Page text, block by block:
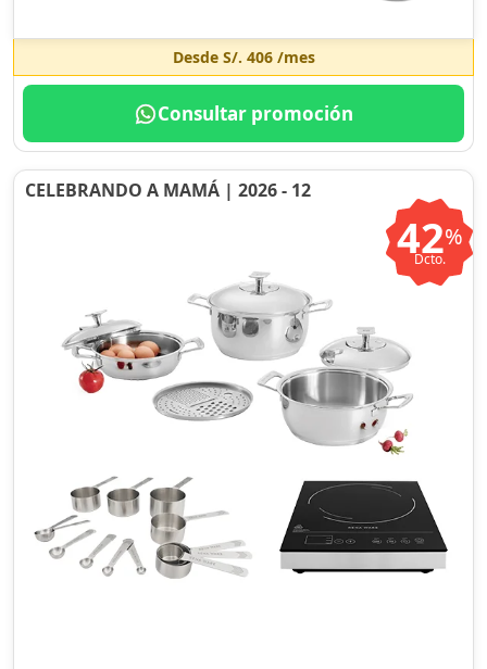
Desde S/. 406/mes
Consultar promoción
CELEBRANDO A MAMÁ | 2026 - 12
42%
Dcto.